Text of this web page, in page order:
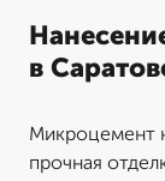
в
Микроцемент
прочная